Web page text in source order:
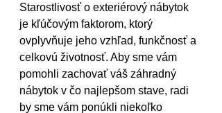
Starostlivosť o exteriérový nábytok
je kľúčovým faktorom, ktorý
ovplyvňuje jeho vzhľad, funkčnosť a
celkovú životnosť. Aby sme vám
pomohli zachovať váš záhradný
nábytok v čo najlepšom stave, radi
by sme vám ponúkli niekoľko